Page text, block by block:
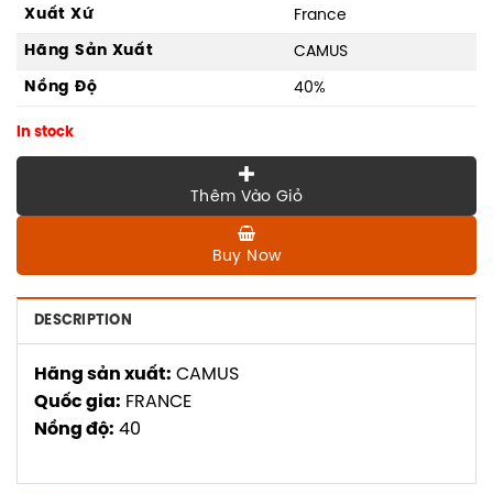
Xuất Xứ
France
Hãng Sản Xuất
CAMUS
Nồng Độ
40%
In stock
Thêm Vào Giỏ
Buy Now
DESCRIPTION
Hãng sản xuất: CAMUS
Quốc gia: FRANCE
Nồng độ: 40